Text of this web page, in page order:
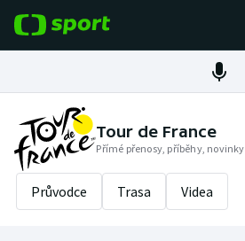
Fotbal
Hokej
Tenis
Tour de France
Přímé přenosy, příběhy, novinky
Průvodce Trasa Videa